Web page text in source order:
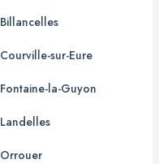
Billancelles
Courville-sur-Eure
Fontaine-la-Guyon
Landelles
Orrouer